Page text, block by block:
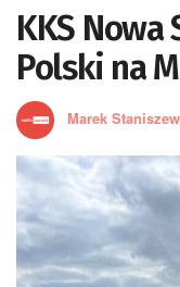
KKS Nowa
Polski na
Marek